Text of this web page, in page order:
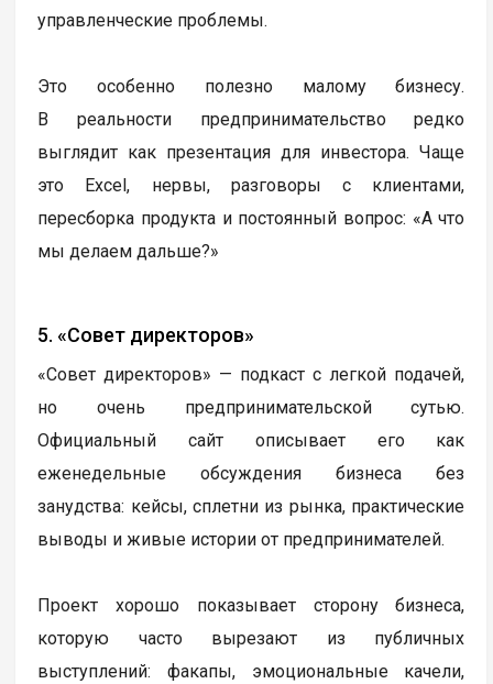
управленческие проблемы.
Это особенно полезно малому бизнесу.
В реальности предпринимательство редко
выглядит как презентация для инвестора. Чаще
это Excel, нервы, разговоры с клиентами,
пересборка продукта и постоянный вопрос: «А что
мы делаем дальше?»
5. «Совет директоров»
«Совет директоров» — подкаст с легкой подачей,
но очень предпринимательской сутью.
Официальный сайт описывает его как
еженедельные обсуждения бизнеса без
занудства: кейсы, сплетни из рынка, практические
выводы и живые истории от предпринимателей.
Проект хорошо показывает сторону бизнеса,
которую часто вырезают из публичных
выступлений: факапы, эмоциональные качели,